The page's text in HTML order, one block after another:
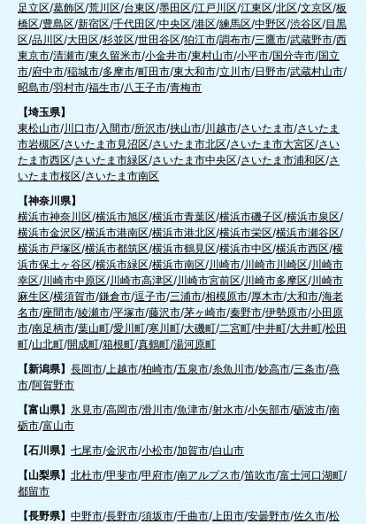
足立区/葛飾区/荒川区/台東区/墨田区/江戸川区/江東区/北区/文京区/板
橋区/豊島区/新宿区/千代田区/中央区/港区/練馬区/中野区/渋谷区/目黒
区/品川区/大田区/杉並区/世田谷区/狛江市/調布市/三鷹市/武蔵野市/西
東京市/清瀬市/東久留米市/小金井市/東村山市/小平市/国分寺市/国立
市/府中市/稲城市/多摩市/町田市/東大和市/立川市/日野市/武蔵村山市/
昭島市/羽村市/福生市/八王子市/青梅市
【埼玉県】
東松山市/川口市/入間市/所沢市/挟山市/川越市/さいたま市/さいたま
市岩槻区/さいたま市見沼区/さいたま市北区/さいたま市大宮区/さい
たま市西区/さいたま市緑区/さいたま市中央区/さいたま市浦和区/さ
いたま市桜区/さいたま市南区
【神奈川県】
横浜市神奈川区/横浜市旭区/横浜市青葉区/横浜市磯子区/横浜市泉区/
横浜市金沢区/横浜市港南区/横浜市港北区/横浜市栄区/横浜市瀬谷区/
横浜市戸塚区/横浜市都筑区/横浜市鶴見区/横浜市中区/横浜市西区/横
浜市保土ヶ谷区/横浜市緑区/横浜市南区/川崎市/川崎市川崎区/川崎市
幸区/川崎市中原区/川崎市高津区/川崎市宮前区/川崎市多摩区/川崎市
麻生区/横須賀市/鎌倉市/逗子市/三浦市/相模原市/厚木市/大和市/海老
名市/座間市/綾瀬市/平塚市/藤沢市/茅ヶ崎市/秦野市/伊勢原市/小田原
市/南足柄市/葉山町/愛川町/寒川町/大磯町/二宮町/中井町/大井町/松田
町/山北町/開成町/箱根町/真鶴町/湯河原町
【新潟県】 長岡市/上越市/柏崎市/五泉市/糸魚川市/妙高市/三条市/燕
市/阿賀野市
【富山県】 氷見市/高岡市/滑川市/魚津市/射水市/小矢部市/砺波市/南
砺市/富山市
【石川県】 七尾市/金沢市/小松市/加賀市/白山市
【山梨県】 北杜市/甲斐市/甲府市/南アルプス市/笛吹市/富士河口湖町/
都留市
【長野県】 中野市/長野市/須坂市/千曲市/上田市/安曇野市/佐久市/松